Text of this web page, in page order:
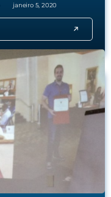
janeiro 5, 2020